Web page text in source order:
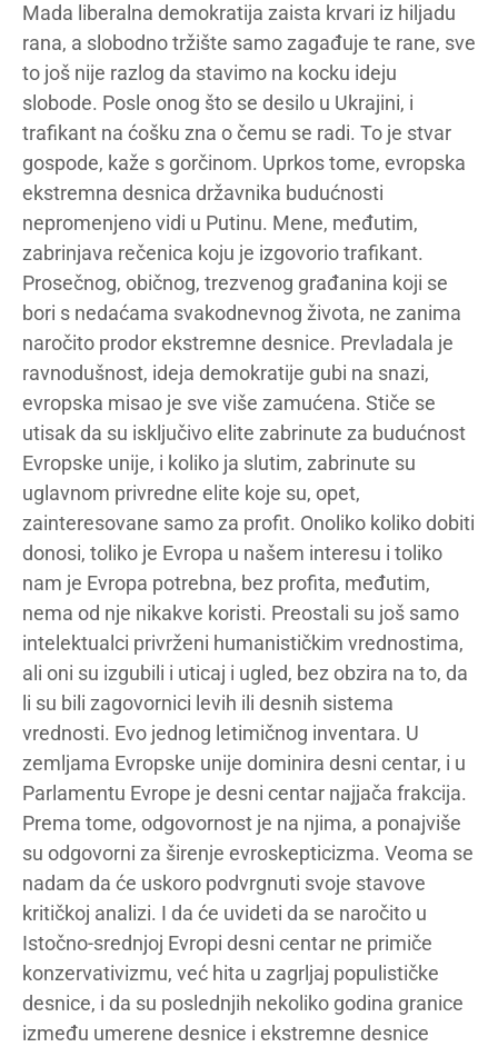
Mada liberalna demokratija zaista krvari iz hiljadu
rana, a slobodno tržište samo zagađuje te rane, sve
to još nije razlog da stavimo na kocku ideju
slobode. Posle onog što se desilo u Ukrajini, i
trafikant na ćošku zna o čemu se radi. To je stvar
gospode, kaže s gorčinom. Uprkos tome, evropska
ekstremna desnica državnika budućnosti
nepromenjeno vidi u Putinu. Mene, međutim,
zabrinjava rečenica koju je izgovorio trafikant.
Prosečnog, običnog, trezvenog građanina koji se
bori s nedaćama svakodnevnog života, ne zanima
naročito prodor ekstremne desnice. Prevladala je
ravnodušnost, ideja demokratije gubi na snazi,
evropska misao je sve više zamućena. Stiče se
utisak da su isključivo elite zabrinute za budućnost
Evropske unije, i koliko ja slutim, zabrinute su
uglavnom privredne elite koje su, opet,
zainteresovane samo za profit. Onoliko koliko dobiti
donosi, toliko je Evropa u našem interesu i toliko
nam je Evropa potrebna, bez profita, međutim,
nema od nje nikakve koristi. Preostali su još samo
intelektualci privrženi humanističkim vrednostima,
ali oni su izgubili i uticaj i ugled, bez obzira na to, da
li su bili zagovornici levih ili desnih sistema
vrednosti. Evo jednog letimičnog inventara. U
zemljama Evropske unije dominira desni centar, i u
Parlamentu Evrope je desni centar najjača frakcija.
Prema tome, odgovornost je na njima, a ponajviše
su odgovorni za širenje evroskepticizma. Veoma se
nadam da će uskoro podvrgnuti svoje stavove
kritičkoj analizi. I da će uvideti da se naročito u
Istočno-srednjoj Evropi desni centar ne primiče
konzervativizmu, već hita u zagrljaj populističke
desnice, i da su poslednjih nekoliko godina granice
između umerene desnice i ekstremne desnice